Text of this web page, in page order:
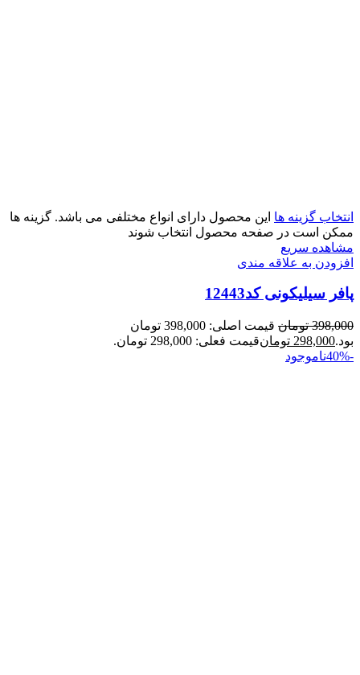
انتخاب گزینه ها این محصول دارای انواع مختلفی می باشد. گزینه ها
ممکن است در صفحه محصول انتخاب شوند
مشاهده سریع
افزودن به علاقه مندی
پافر سیلیکونی کد12443
398,000 تومان
قیمت اصلی: 398,000 تومان
بود.298,000 تومانقیمت فعلی: 298,000 تومان.
-40%
ناموجود